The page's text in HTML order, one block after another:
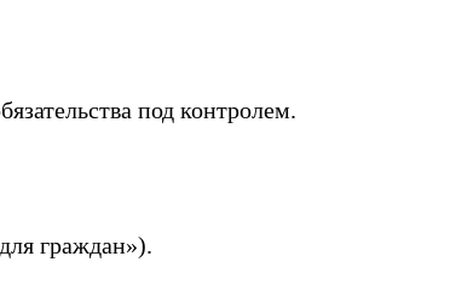
под контролем.
граждан»).